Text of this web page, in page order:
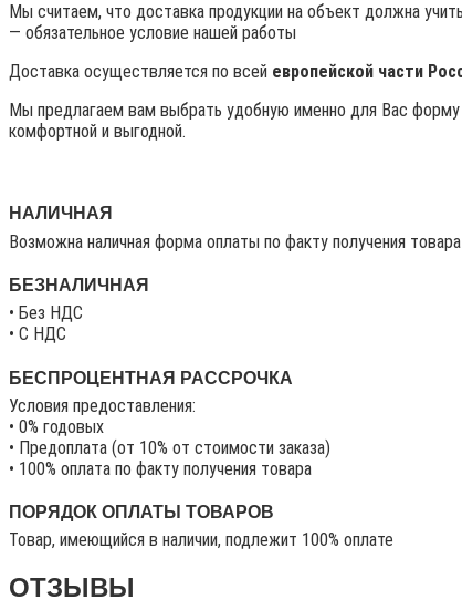
Мы считаем, что доставка продукции на объект должна
— обязательное условие нашей работы
Доставка осуществляется по всей европейской части
Мы предлагаем вам выбрать удобную именно для Вас
комфортной и выгодной.
НАЛИЧНАЯ
Возможна наличная форма оплаты по факту получения
БЕЗНАЛИЧНАЯ
• Без НДС
• C НДС
БЕСПРОЦЕНТНАЯ РАССРОЧКА
Условия предоставления:
• 0% годовых
• Предоплата (от 10% от стоимости заказа)
• 100% оплата по факту получения товара
ПОРЯДОК ОПЛАТЫ ТОВАРОВ
Товар, имеющийся в наличии, подлежит 100% оплате
ОТЗЫВЫ